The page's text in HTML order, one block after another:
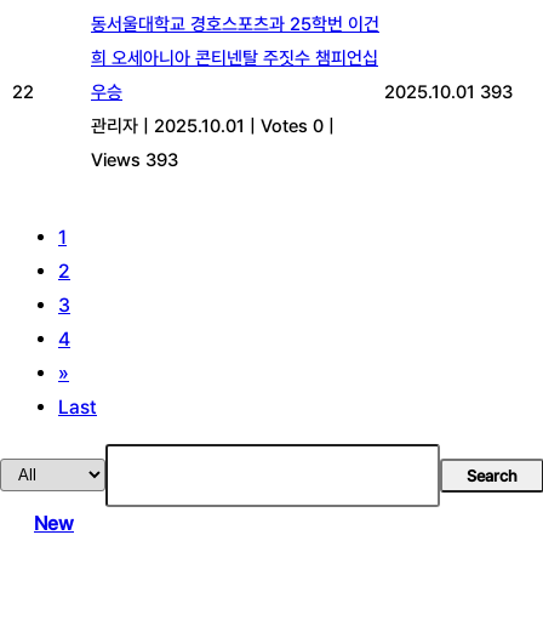
22
동서울대학교 경호스포츠과 25학번 이건
희 오세아니아 콘티넨탈 주짓수 챔피언십
우승
관리자
2025.10.01 Votes 0
Views 393
2025.10.01 393
1
2
3
4
»
Last
Search
New